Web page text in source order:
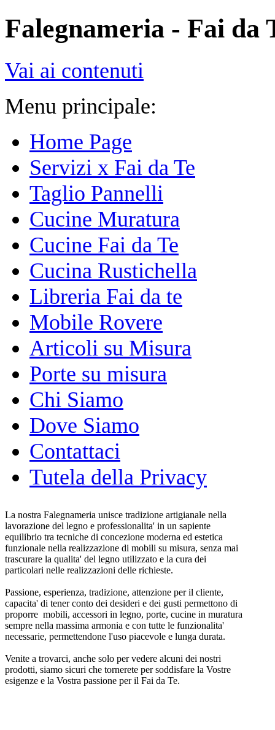
Falegnameria - Fai da
Vai ai contenuti
Menu principale:
Home Page
Servizi x Fai da Te
Taglio Pannelli
Cucine Muratura
Cucine Fai da Te
Cucina Rustichella
Libreria Fai da te
Mobile Rovere
Articoli su Misura
Porte su misura
Chi Siamo
Dove Siamo
Contattaci
Tutela della Privacy
La nostra Falegnameria unisce tradizione artigianale nella
lavorazione del legno e professionalita' in un sapiente
equilibrio tra tecniche di concezione moderna ed estetica
funzionale nella realizzazione di mobili su misura, senza mai
trascurare la qualita' del legno utilizzato e la cura dei
particolari nelle realizzazioni delle richieste.
Passione, esperienza, tradizione, attenzione per il cliente,
capacita' di tener conto dei desideri e dei gusti permettono di
proporre mobili, accessori in legno, porte, cucine in muratura
sempre nella massima armonia e con tutte le funzionalita'
necessarie, permettendone l'uso piacevole e lunga durata.
Venite a trovarci, anche solo per vedere alcuni dei nostri
prodotti, siamo sicuri che tornerete per soddisfare la Vostre
esigenze e la Vostra passione per il Fai da Te.